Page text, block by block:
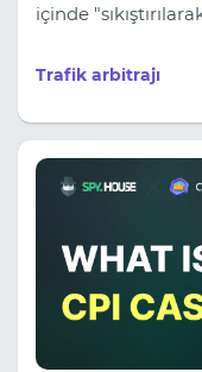
içinde
bu açıklama
basitleştiriyor.
Trafik arbitrajı